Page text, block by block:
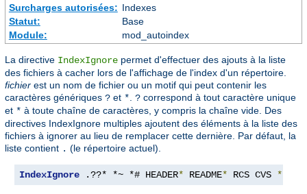
Surcharges autorisées: Indexes
Statut:
Base
Module:
mod_autoindex
La directive IndexIgnore permet d'effectuer des ajouts à la liste
des fichiers à cacher lors de l'affichage de l'index d'un répertoire.
fichier est un nom de fichier ou un motif qui peut contenir les
caractères génériques ? et * ? correspond à tout caractère unique
et * à toute chaîne de caractères, y compris la chaîne vide. Des
directives IndexIgnore multiples ajoutent des éléments à la liste des
fichiers à ignorer au lieu de remplacer cette dernière. Par défaut, la
liste contient . (le répertoire actuel).
IndexIgnore .??* *~ *# HEADER* README* RCS CVS *,